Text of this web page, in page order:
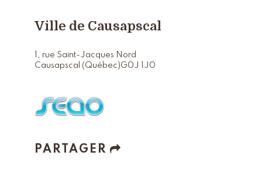
Ville de Causapscal
1, rue Saint-Jacques Nord
Causapscal (Québec)G0J 1J0
PARTAGER